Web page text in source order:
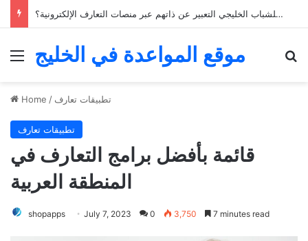
كيف يمكن للشباب الخليجي التعبير عن ذاتهم عبر منصات التعارف الإلكترونية؟
Menu
موقع المواعدة في الخليج
Home / تطبيقات تعارف
تطبيقات تعارف
قائمة بأفضل برامج التعارف في
المنطقة العربية
shopapps July 7, 2023 0 3,750 7 minutes read